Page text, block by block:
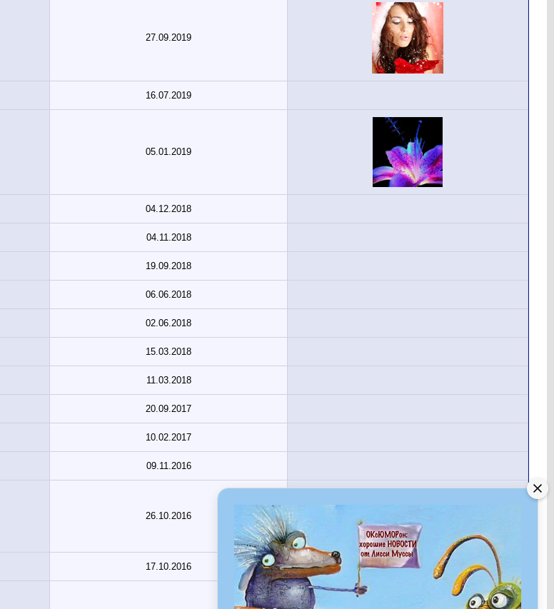
27.09.2019
16.07.2019
05.01.2019
04.12.2018
04.11.2018
19.09.2018
06.06.2018
02.06.2018
15.03.2018
11.03.2018
20.09.2017
10.02.2017
09.11.2016
26.10.2016
17.10.2016